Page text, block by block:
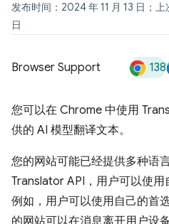
发布时间：2024 年 11 月 13 日；
日
Browser Support 138
您可以在 Chrome 中使用
供的 AI 模型翻译文本。
您的网站可能已经提供多种语
Translator API，用户可以使用
例如，用户可以使用自己的首
的网站可以在消息离开用户设